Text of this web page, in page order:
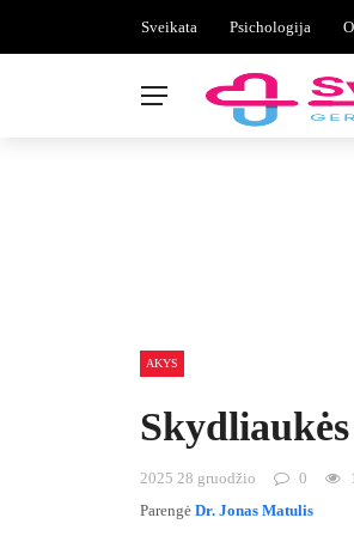
Sveikata Psichologija
AKYS
2025 28 gruodžio 0
Parengė Dr. Jonas Matulis